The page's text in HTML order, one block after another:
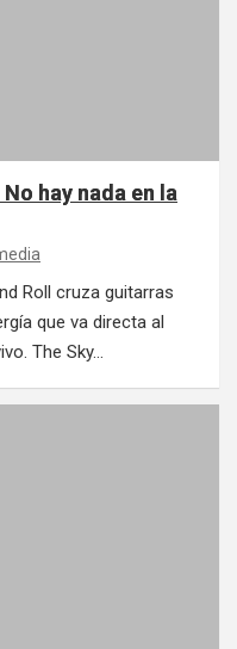
hay nada en la
Roll cruza guitarras
que va directa al
The Sky…